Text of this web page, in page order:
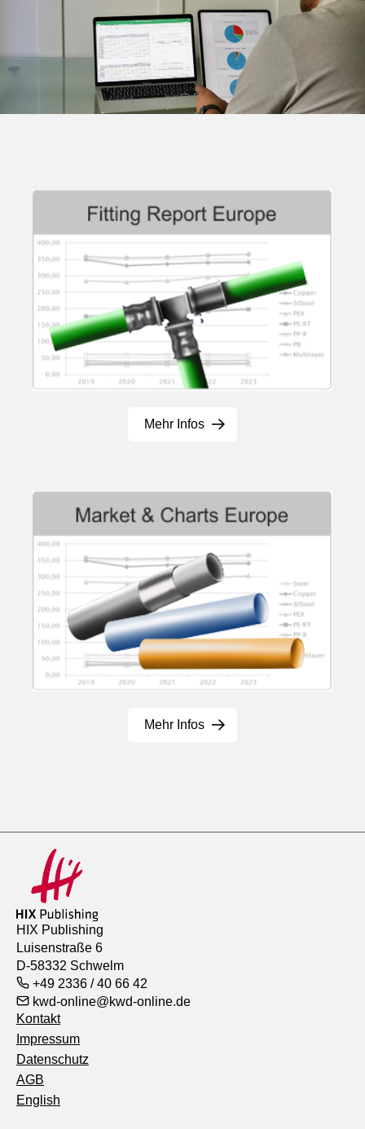
Mehr Infos
Mehr Infos
HIX Publishing
Luisenstraße 6
D-58332 Schwelm
+49 2336 / 40 66 42
kwd-online@kwd-online.de
Kontakt
Impressum
Datenschutz
AGB
English